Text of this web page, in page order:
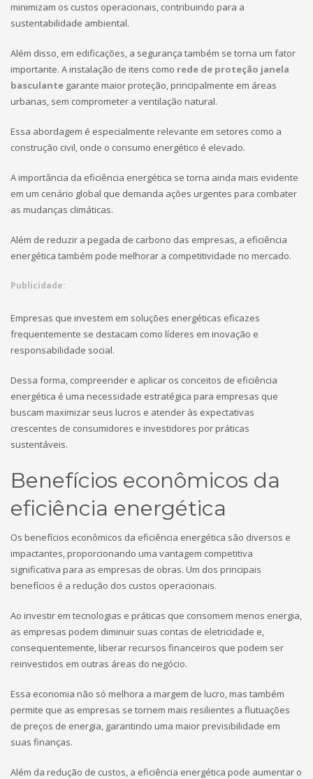
minimizam os custos operacionais, contribuindo para a
sustentabilidade ambiental.
Além disso, em edificações, a segurança também se torna um fator
importante. A instalação de itens como rede de proteção janela
basculante garante maior proteção, principalmente em áreas
urbanas, sem comprometer a ventilação natural.
Essa abordagem é especialmente relevante em setores como a
construção civil, onde o consumo energético é elevado.
A importância da eficiência energética se torna ainda mais evidente
em um cenário global que demanda ações urgentes para combater
as mudanças climáticas.
Além de reduzir a pegada de carbono das empresas, a eficiência
energética também pode melhorar a competitividade no mercado.
Publicidade:
Empresas que investem em soluções energéticas eficazes
frequentemente se destacam como líderes em inovação e
responsabilidade social.
Dessa forma, compreender e aplicar os conceitos de eficiência
energética é uma necessidade estratégica para empresas que
buscam maximizar seus lucros e atender às expectativas
crescentes de consumidores e investidores por práticas
sustentáveis.
Benefícios econômicos da
eficiência energética
Os benefícios econômicos da eficiência energética são diversos e
impactantes, proporcionando uma vantagem competitiva
significativa para as empresas de obras. Um dos principais
benefícios é a redução dos custos operacionais.
Ao investir em tecnologias e práticas que consomem menos energia,
as empresas podem diminuir suas contas de eletricidade e,
consequentemente, liberar recursos financeiros que podem ser
reinvestidos em outras áreas do negócio.
Essa economia não só melhora a margem de lucro, mas também
permite que as empresas se tornem mais resilientes a flutuações
de preços de energia, garantindo uma maior previsibilidade em
suas finanças.
Além da redução de custos, a eficiência energética pode aumentar o